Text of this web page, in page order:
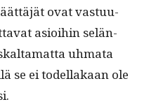
ovat vas­tu­u­
asioi­hin selän­
uhma­ta
se ei todel­lakaan ole